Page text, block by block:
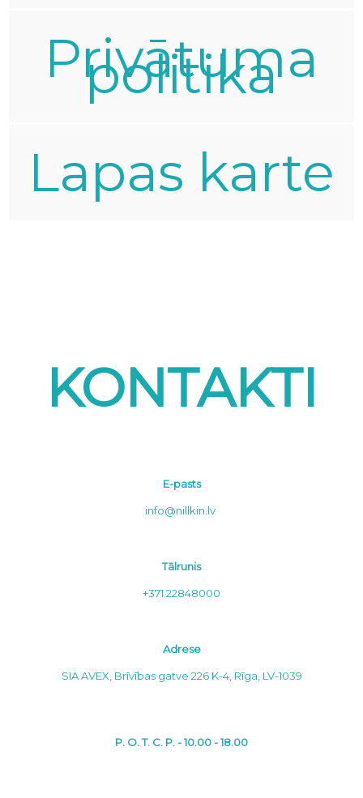
Privātuma
politika
Lapas karte
KONTAKTI
E-pasts
info@nillkin.lv
Tālrunis
+371 22848000
Adrese
SIA AVEX, Brīvības gatve 226 K-4, Rīga, LV-1039
P. O. T. C. P. - 10.00 - 18.00